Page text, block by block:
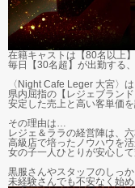
在籍キャストは【80名以上】
毎日【30名超】が出勤する
〈Night Cafe Leger 大宮〉は
県内屈指の【レジェブラン
安定した売上と高い客単価を
その理由は…
レジェ＆ララの経営陣は、
高級店で培ったノウハウを活
女の子一人ひとりが安心し
黒服さんやスタッフのしっ
未経験さんでも不安なく始